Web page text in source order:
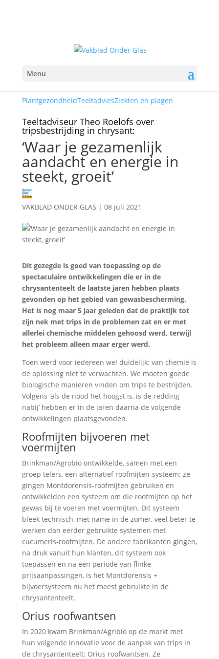
Menu
PlantgezondheidTeeltadviesZiekten en plagen
Teeltadviseur Theo Roelofs over
tripsbestrijding in chrysant:
‘Waar je gezamenlijk
aandacht en energie in
steekt, groeit’
VAKBLAD ONDER GLAS | 08 juli 2021
Dit gezegde is goed van toepassing op de
spectaculaire ontwikkelingen die er in de
chrysantenteelt de laatste jaren hebben plaats
gevonden op het gebied van gewasbescherming.
Het is nog maar 5 jaar geleden dat de praktijk tot
zijn nek met trips in de problemen zat en er met
allerlei chemische middelen gehoosd werd, terwijl
het probleem alleen maar erger werd.
Toen werd voor iedereen wel duidelijk: van chemie is
de oplossing niet te verwachten. We moeten goede
biologische manieren vinden om trips te bestrijden.
Volgens ‘als de nood het hoogst is, is de redding
nabij’ hebben er in de jaren daarna de volgende
ontwikkelingen plaatsgevonden.
Roofmijten bijvoeren met
voermijten
Brinkman/Agrobio ontwikkelde, samen met een
groep telers, een alternatief roofmijten-systeem: ze
gingen Montdorensis-roofmijten gebruiken en
ontwikkelden een systeem om die roofmijten op het
gewas bij te voeren met voermijten. Dit systeem
bleek technisch, met name in de zomer, veel beter te
werken dan eerder gebruikte systemen met
cucumeris-roofmijten. De andere fabrikanten gingen,
na druk vanuit hun klanten, dit systeem ook
toepassen en na een periode van flinke
prijsaanpassingen, is het Montdorensis +
bijvoersysteem nu het meest gebruikte in de
chrysantenteelt.
Orius roofwantsen
In 2020 kwam Brinkman/Agribio op de markt met
hun volgende innovatie voor de aanpak van trips in
de chrysantenteelt: Orius roofwantsen. Ze